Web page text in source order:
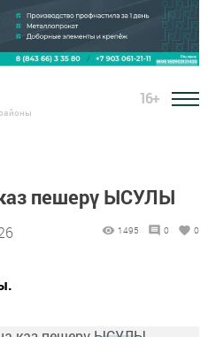
16+
пешерү ЫСУЛЫ
1495 0 0